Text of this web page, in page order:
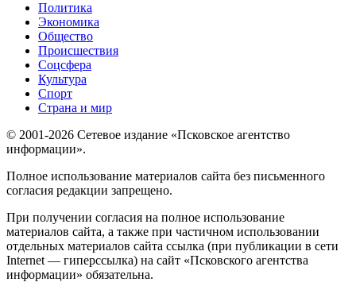
Политика
Экономика
Общество
Происшествия
Соцсфера
Культура
Спорт
Страна и мир
© 2001-2026 Сетевое издание «Псковское агентство
информации».
Полное использование материалов сайта без письменного
согласия редакции запрещено.
При получении согласия на полное использование
материалов сайта, а также при частичном использовании
отдельных материалов сайта ссылка (при публикации в сети
Internet — гиперссылка) на сайт «Псковского агентства
информации» обязательна.